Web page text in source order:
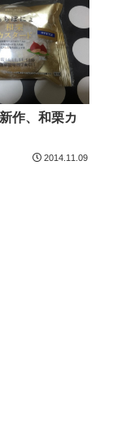
作、和栗カ
2014.11.09